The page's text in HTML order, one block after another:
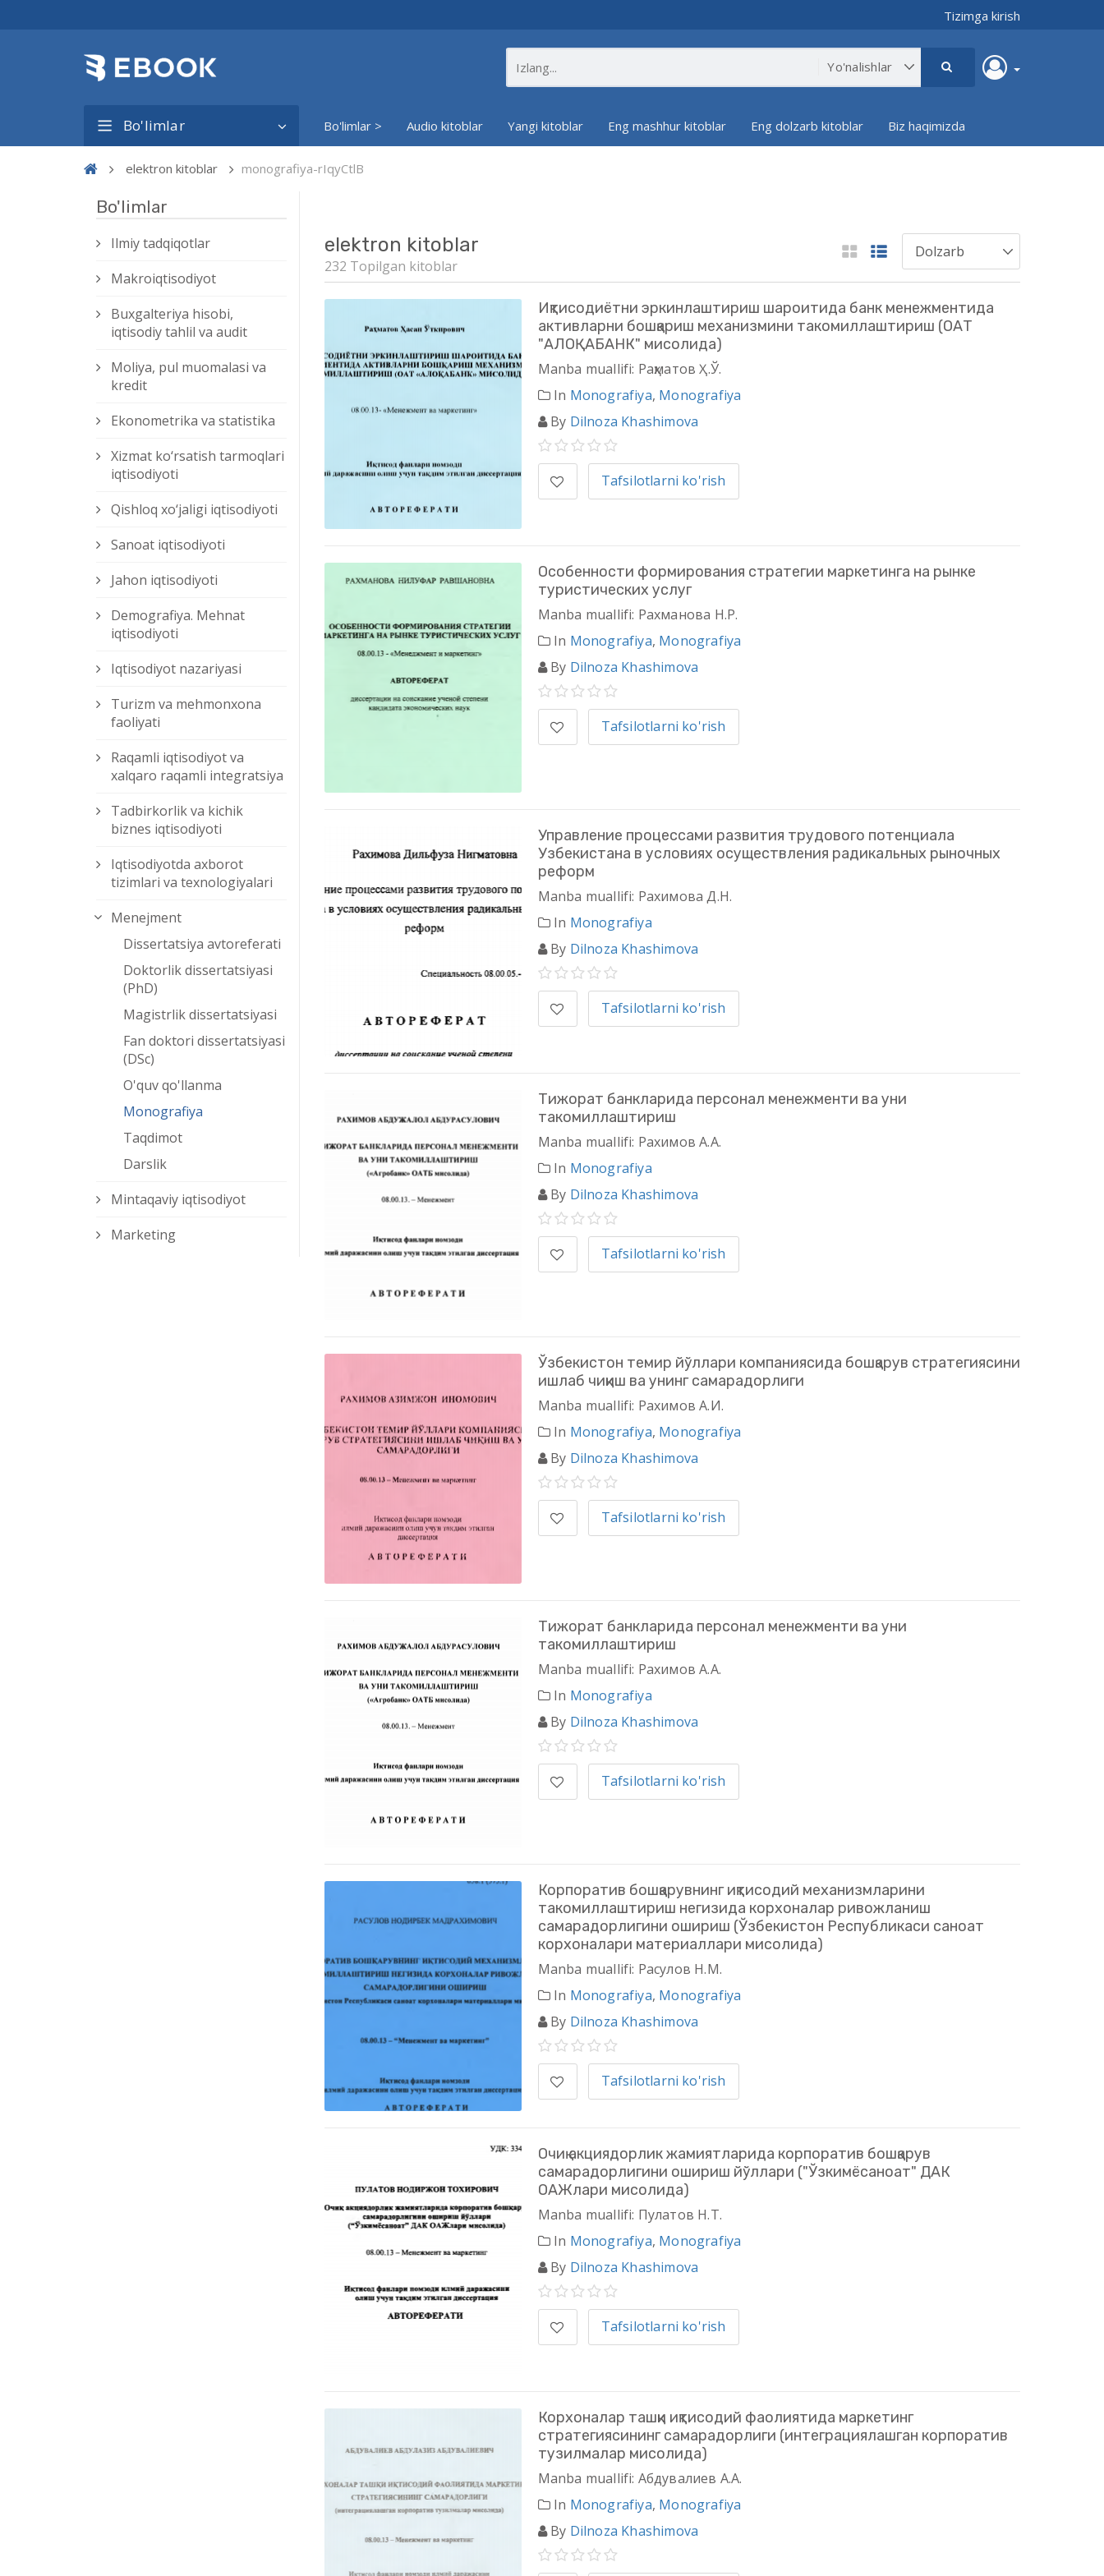
Tizimga kirish
Bo'limlar Bo'limlar > Audio kitoblar Yangi kitoblar Eng mashhur kitoblar Eng dolzarb kitoblar Biz haqimizda
elektron kitoblar monografiya-rIqyCtlB
Bo'limlar
Ilmiy tadqiqotlar
Makroiqtisodiyot
Buxgalteriya hisobi,
iqtisodiy tahlil va audit
Moliya, pul muomalasi va
kredit
Ekonometrika va statistika
Xizmat kо‘rsatish tarmoqlari
iqtisodiyoti
Qishloq xо‘jaligi iqtisodiyoti
Sanoat iqtisodiyoti
Jahon iqtisodiyoti
Demografiya. Mehnat
iqtisodiyoti
Iqtisodiyot nazariyasi
Turizm va mehmonxona
faoliyati
Raqamli iqtisodiyot va
xalqaro raqamli integratsiya
Tadbirkorlik va kichik
biznes iqtisodiyoti
Iqtisodiyotda axborot
tizimlari va texnologiyalari
Menejment
Dissertatsiya avtoreferati
Doktorlik dissertatsiyasi
(PhD)
Magistrlik dissertatsiyasi
Fan doktori dissertatsiyasi
(DSc)
O'quv qo'llanma
Monografiya
Taqdimot
Darslik
Mintaqaviy iqtisodiyot
Marketing
elektron kitoblar
232 Topilgan kitoblar
Иқтисодиётни эркинлаштириш шароитида банк менежментида
активларни бошқариш механизмини такомиллаштириш (ОАТ
"АЛОҚАБАНК" мисолида)
Manba muallifi: Раҳматов Ҳ.Ў.
In Monografiya, Monografiya
By Dilnoza Khashimova
Tafsilotlarni ko'rish
Особенности формирования стратегии маркетинга на рынке
туристических услуг
Manba muallifi: Рахманова Н.Р.
In Monografiya, Monografiya
By Dilnoza Khashimova
Tafsilotlarni ko'rish
Управление процессами развития трудового потенциала
Узбекистана в условиях осуществления радикальных рыночных
реформ
Manba muallifi: Рахимова Д.Н.
In Monografiya
By Dilnoza Khashimova
Tafsilotlarni ko'rish
Тижорат банкларида персонал менежменти ва уни
такомиллаштириш
Manba muallifi: Рахимов А.А.
In Monografiya
By Dilnoza Khashimova
Tafsilotlarni ko'rish
Ўзбекистон темир йўллари компаниясида бошқарув стратегиясини
ишлаб чиқиш ва унинг самарадорлиги
Manba muallifi: Рахимов А.И.
In Monografiya, Monografiya
By Dilnoza Khashimova
Tafsilotlarni ko'rish
Тижорат банкларида персонал менежменти ва уни
такомиллаштириш
Manba muallifi: Рахимов А.А.
In Monografiya
By Dilnoza Khashimova
Tafsilotlarni ko'rish
Корпоратив бошқарувнинг иқтисодий механизмларини
такомиллаштириш негизида корхоналар ривожланиш
самарадорлигини ошириш (Ўзбекистон Республикаси саноат
корхоналари материаллари мисолида)
Manba muallifi: Расулов Н.М.
In Monografiya, Monografiya
By Dilnoza Khashimova
Tafsilotlarni ko'rish
Очиқ акциядорлик жамиятларида корпоратив бошқарув
самарадорлигини ошириш йўллари ("Ўзкимёсаноат" ДАК
ОАЖлари мисолида)
Manba muallifi: Пулатов Н.Т.
In Monografiya, Monografiya
By Dilnoza Khashimova
Tafsilotlarni ko'rish
Корхоналар ташқи иқтисодий фаолиятида маркетинг
стратегиясининг самарадорлиги (интеграциялашган корпоратив
тузилмалар мисолида)
Manba muallifi: Абдувалиев А.А.
In Monografiya, Monografiya
By Dilnoza Khashimova